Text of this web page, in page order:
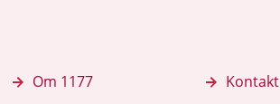
Om 1177 Kontakt